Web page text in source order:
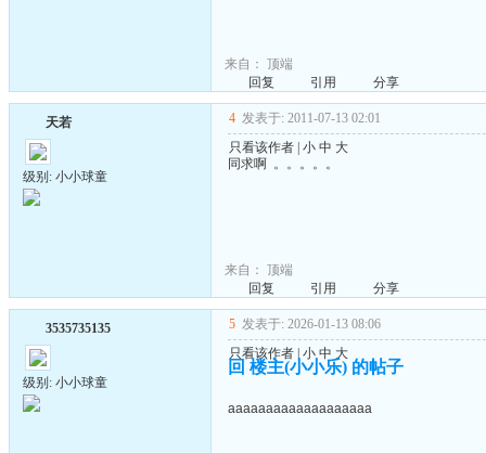
来自： 顶端
回复
引用 分享
天若
级别: 小小球童
4 发表于: 2011-07-13 02:01
只看该作者 小 中 大
同求啊 。。。。。
来自： 顶端
回复
引用 分享
3535735135
级别: 小小球童
5 发表于: 2026-01-13 08:06
只看该作者 小 中 大
回 楼主(小小乐) 的帖子
aaaaaaaaaaaaaaaaaaa